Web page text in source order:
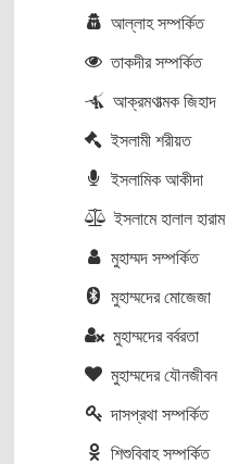
আল্লাহ সম্পর্কিত
তাকদীর সম্পর্কিত
আক্রমণাত্মক জিহাদ
ইসলামী শরীয়ত
ইসলামিক আকীদা
ইসলামে হালাল হারাম
মুহাম্মদ সম্পর্কিত
মুহাম্মদের মোজেজা
মুহাম্মদের বর্বরতা
মুহাম্মদের যৌনজীবন
দাসপ্রথা সম্পর্কিত
শিশুবিবাহ সম্পর্কিত